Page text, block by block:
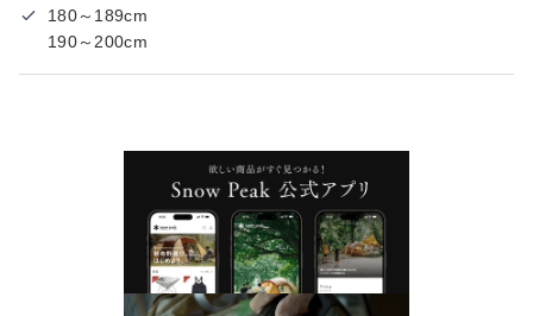
180～189cm
190～200cm